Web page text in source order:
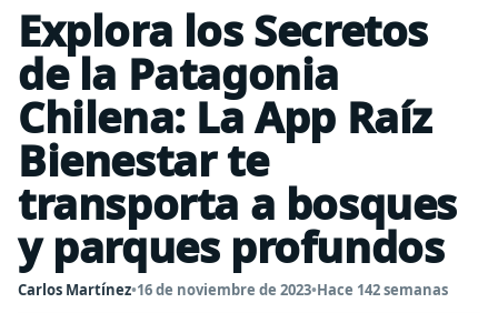
Explora los Secretos
de la Patagonia
Chilena: La App Raíz
Bienestar te
transporta a bosques
y parques profundos
Carlos Martínez•16 de noviembre de 2023•Hace 142 semanas